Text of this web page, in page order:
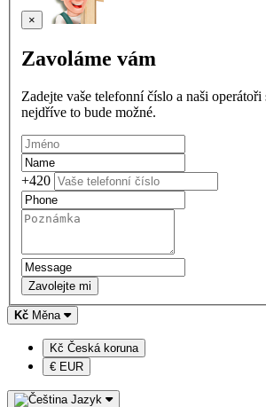
×
Zavoláme vám
Zadejte vaše telefonní číslo a naši
nejdříve to bude možné.
+420
Zavolejte mi
Kč Měna
Kč Česká koruna
€ EUR
Jazyk